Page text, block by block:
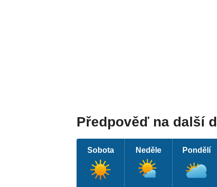
Předpověď na další
Sobota Neděle Pondělí